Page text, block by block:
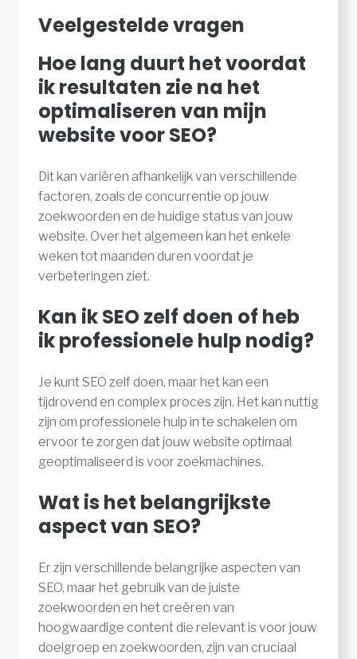
Veelgestelde vragen
Hoe lang duurt het voordat
ik resultaten zie na het
optimaliseren van mijn
website voor SEO?
Dit kan variëren afhankelijk van verschillende
factoren, zoals de concurrentie op jouw
zoekwoorden en de huidige status van jouw
website. Over het algemeen kan het enkele
weken tot maanden duren voordat je
verbeteringen ziet.
Kan ik SEO zelf doen of heb
ik professionele hulp nodig?
Je kunt SEO zelf doen, maar het kan een
tijdrovend en complex proces zijn. Het kan nuttig
zijn om professionele hulp in te schakelen om
ervoor te zorgen dat jouw website optimaal
geoptimaliseerd is voor zoekmachines.
Wat is het belangrijkste
aspect van SEO?
Er zijn verschillende belangrijke aspecten van
SEO, maar het gebruik van de juiste
zoekwoorden en het creëren van
hoogwaardige content die relevant is voor jouw
doelgroep en zoekwoorden, zijn van cruciaal